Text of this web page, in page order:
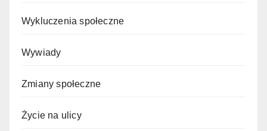
Wykluczenia społeczne
Wywiady
Zmiany społeczne
Życie na ulicy